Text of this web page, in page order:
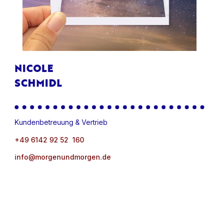
NICOLE
SCHMIDL
Kundenbetreuung & Vertrieb
+49 6142 92 52 160
info@morgenundmorgen.de